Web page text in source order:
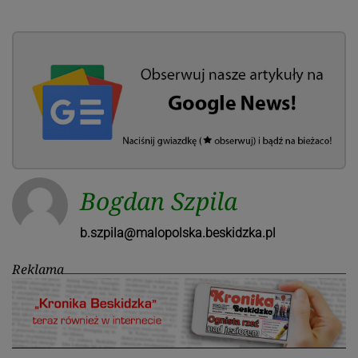
Bogdan Szpila
b.szpila@malopolska.beskidzka.pl
Reklama